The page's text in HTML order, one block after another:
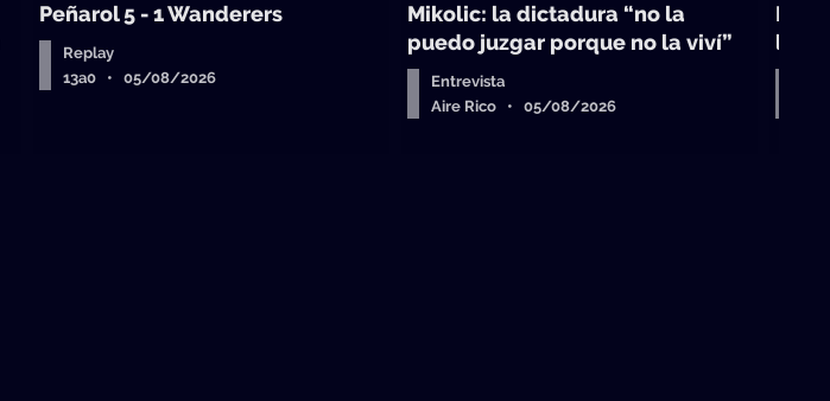
Peñarol 5 - 1 Wanderers
Replay
13a0 • 05/08/2026
Mikolic: la dictadura “no la
puedo juzgar porque no la viví”
Entrevista
Aire Rico • 05/08/2026
La